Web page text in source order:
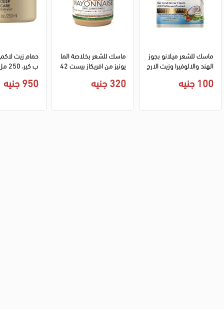
الهند والالوفيرا وزيت الارج
100 جنيه
ماسك للشعر بخلاصة الما
يونيز من افريكاز بيست 42
320 جنيه
حمام زيت
ب كير، 250 مل
950 جنيه